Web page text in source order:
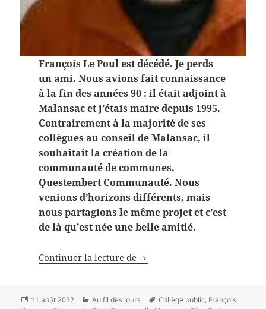
François Le Poul est décédé. Je perds
un ami. Nous avions fait connaissance
à la fin des années 90 : il était adjoint à
Malansac et j’étais maire depuis 1995.
Contrairement à la majorité de ses
collègues au conseil de Malansac, il
souhaitait la création de la
communauté de communes,
Questembert Communauté. Nous
venions d’horizons différents, mais
nous partagions le même projet et c’est
de là qu’est née une belle amitié.
Continuer la lecture de Hommage à François Le Poul
Publié
11 août 2022 Catégories
Au fil des jours
Mots-
Collège public, François